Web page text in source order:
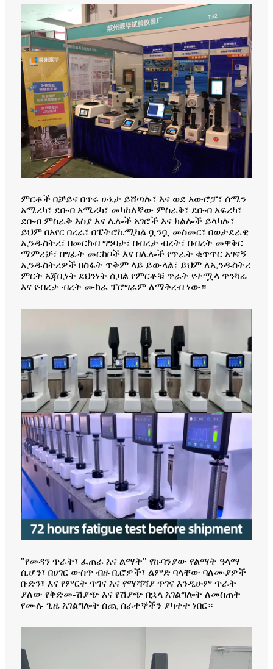
ምርቶች በቻይና በጥሩ ሁኔታ ይሸጣሉ፣ እና ወደ አውሮፓ፣ ሰሜን
አሜሪካ፣ ደቡብ አሜሪካ፣ መካከለኛው ምስራቅ፣ ደቡብ አፍሪካ፣
ደቡብ ምስራቅ እስያ እና ሌሎች አገሮች እና ክልሎች ይላካሉ፣
ይህም በአየር በረራ፣ በፔትሮኬሚካል ቧንቧ መስመር፣ በወታደራዊ
ኢንዱስትሪ፣ በመርከብ ግንባታ፣ በብረታ ብረት፣ በብረት መዋቅር
ማምረቻ፣ በግፊት መርከቦች እና በሌሎች የጥራት ቁጥጥር አገናኝ
ኢንዱስትሪዎች በስፋት ጥቅም ላይ ይውላል፣ ይህም ለኢንዱስትሪ
ምርት አጃቢነት ደህንነት ሲባል የምርቶቹ ጥራት የተሟላ ጥንካሬ
እና የብረታ ብረት ሙከራ ፕሮግራም ለማቅረብ ነው።
"የመዳን ጥራት፣ ፈጠራ እና ልማት" የኩባንያው የልማት ዓላማ
ሲሆን፣ በሀገር ውስጥ ብዙ ቢሮዎች፣ ልምድ ባላቸው ባለሙያዎች
ቡድን፣ እና የምርት ጥገና እና የማሻሻያ ጥገና እንዲሁም ጥራት
ያለው የቅድመ-ሽያጭ እና የሽያጭ በኋላ አገልግሎት ለመስጠት
የሙሉ ጊዜ አገልግሎት ሰጪ ሰራተኞችን ያካተተ ነበር።